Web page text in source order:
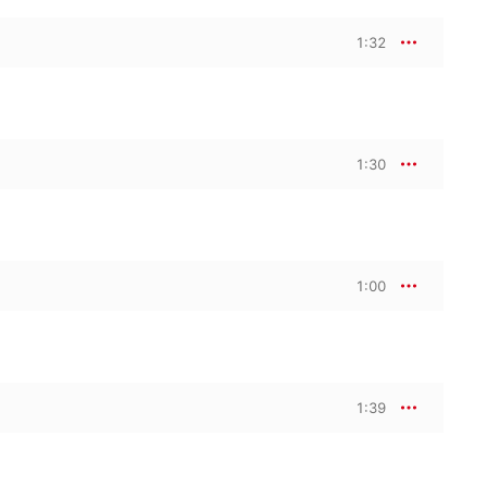
1:32
1:30
1:00
1:39